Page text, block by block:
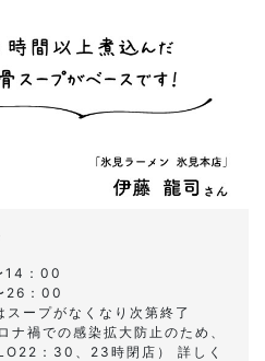
14：00
26：00
スープがなくなり次第終了
ナ禍での感染拡大防止のため、
：30、23時閉店） 詳しく